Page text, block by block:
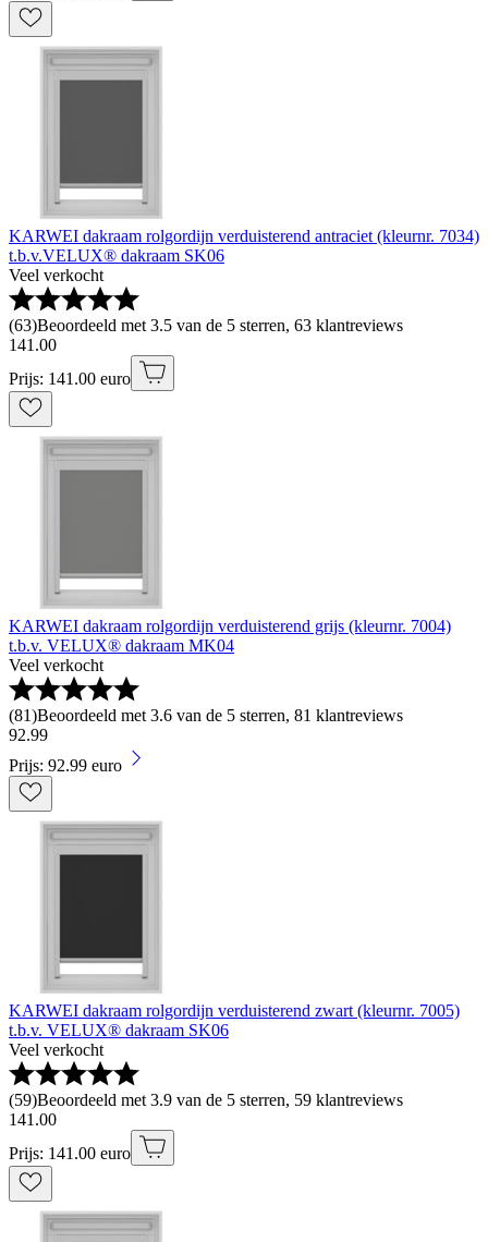
KARWEI dakraam rolgordijn verduisterend antraciet (kleurnr. 7034)
t.b.v.VELUX® dakraam SK06
Veel verkocht
(63)Beoordeeld met 3.5 van de 5 sterren, 63 klantreviews
141 .00
Prijs: 141.00 euro
KARWEI dakraam rolgordijn verduisterend grijs (kleurnr. 7004)
t.b.v. VELUX® dakraam MK04
Veel verkocht
(81)Beoordeeld met 3.6 van de 5 sterren, 81 klantreviews
92.99
Prijs: 92.99 euro
KARWEI dakraam rolgordijn verduisterend zwart (kleurnr. 7005)
t.b.v. VELUX® dakraam SK06
Veel verkocht
(59)Beoordeeld met 3.9 van de 5 sterren, 59 klantreviews
141 .00
Prijs: 141.00 euro